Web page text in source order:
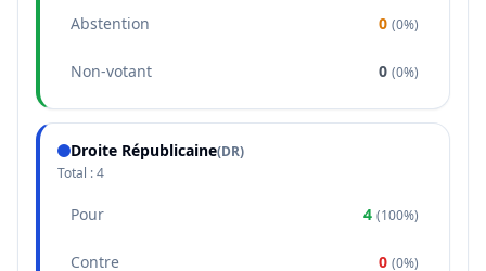
Abstention 0 (0%)
Non-votant 0 (0%)
Droite Républicaine(DR)
Total :4
Pour 4 (100%)
Contre 0 (0%)